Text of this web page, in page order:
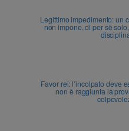
Legittimo impedimento: un
non impone, di per sè
Favor rei: l’incolpato deve
non è raggiunta la